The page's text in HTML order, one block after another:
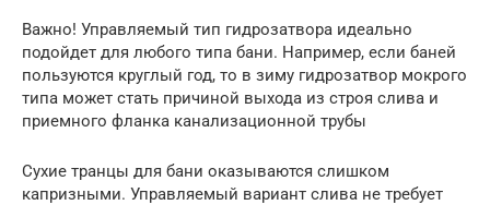
Важно! Управляемый тип гидрозатвора идеально
подойдет для любого типа бани. Например, если баней
пользуются круглый год, то в зиму гидрозатвор мокрого
типа может стать причиной выхода из строя слива и
приемного фланка канализационной трубы
Сухие транцы для бани оказываются слишком
капризными. Управляемый вариант слива не требует